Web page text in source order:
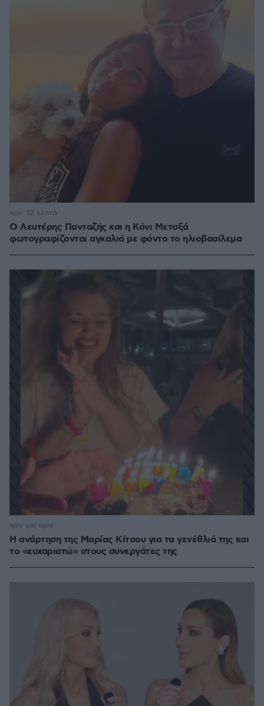
Ο Λευτέρης Πανταζής και η Κόνι Μεταξά
φωτογραφίζονται αγκαλιά με φόντο το ηλιοβασίλεμα
πριν 32 λεπτά
Η ανάρτηση της Μαρίας Κίτσου για τα γενέθλιά της και
το «ευχαριστώ» στους συνεργάτες της
πριν μία ώρα